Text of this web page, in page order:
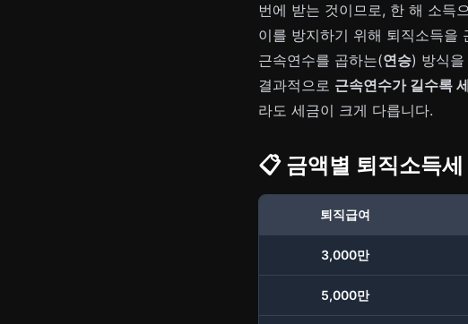
번에 받는 것이므로, 한 해 소득
이를 방지하기 위해 퇴직소득을
근속연수를 곱하는(연승) 방식을
결과적으로 근속연수가 길수록
라도 세금이 크게 다릅니다.
📋 금액별 퇴직소득
퇴직급여
3,000만
5,000만